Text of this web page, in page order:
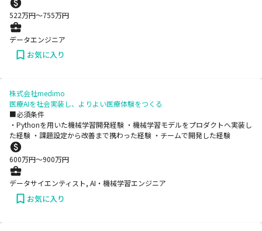
522万円〜755万円
データエンジニア
お気に入り
株式会社medimo
医療AIを社会実装し、よりよい医療体験をつくる
■必須条件
・Pythonを用いた機械学習開発経験 ・機械学習モデルをプロダクトへ実装し
た経験 ・課題設定から改善まで携わった経験 ・チームで開発した経験
600万円〜900万円
データサイエンティスト, AI・機械学習エンジニア
お気に入り